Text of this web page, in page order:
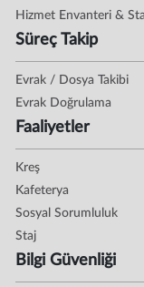
Hizmet Envanteri &
Süreç Takip
Evrak / Dosya Takibi
Evrak Doğrulama
Faaliyetler
Kreş
Kafeterya
Sosyal Sorumluluk
Staj
Bilgi Güvenliği